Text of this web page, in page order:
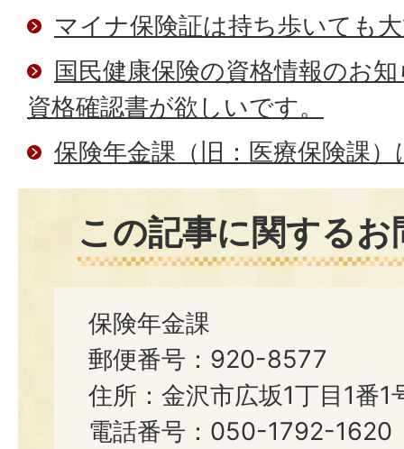
マイナ保険証は持ち歩いても
国民健康保険の資格情報のお
資格確認書が欲しいです。
保険年金課（旧：医療保険課
この記事に関する
保険年金課
郵便番号：920-8577
住所：金沢市広坂1丁目1番1
電話番号：050-1792-1620